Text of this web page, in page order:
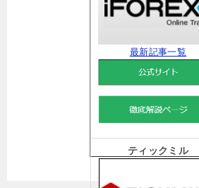
最新記事一覧
ティックミル